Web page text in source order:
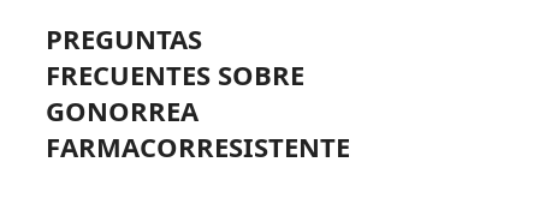
PREGUNTAS
FRECUENTES SOBRE
GONORREA
FARMACORRESISTENTE